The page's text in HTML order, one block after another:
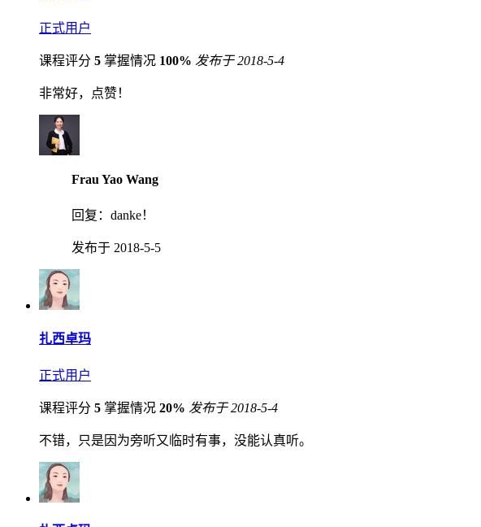
正式用户
课程评分 5 掌握情况 100% 发布于 2018-5-4
非常好，点赞！
Frau Yao Wang
回复： danke！
发布于 2018-5-5
扎西卓玛
正式用户
课程评分 5 掌握情况 20% 发布于 2018-5-4
不错，只是因为旁听又临时有事，没能认真听。